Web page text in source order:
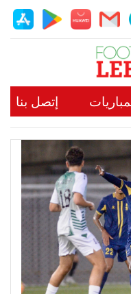
إتصل بنا